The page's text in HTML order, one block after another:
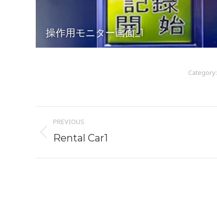
操作用モニター画面_1
Category:
Album
navigation
PREVIOUS
Previous
Rental Car1